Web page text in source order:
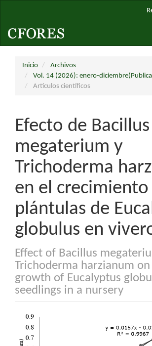
principal
Barra
Inicio
Archivos
Vol. 14 (2026): enero-
Artículos científicos
Efecto de Bacillus
megaterium y
Trichoderma
en el crecimiento
plántulas de
globulus en
Effect of Bacillus
Trichoderma harzianum
growth of Eucalyptus
seedlings in a nursery
Barra
lateral